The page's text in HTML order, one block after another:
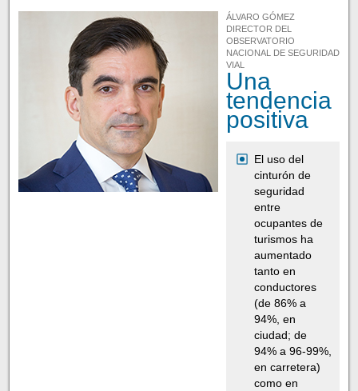
ÁLVARO GÓMEZ
DIRECTOR DEL
OBSERVATORIO
NACIONAL DE SEGURIDAD
VIAL
Una
tendencia
positiva
El uso del
cinturón de
seguridad
entre
ocupantes de
turismos ha
aumentado
tanto en
conductores
(de 86% a
94%, en
ciudad; de
94% a 96-99%,
en carretera)
como en